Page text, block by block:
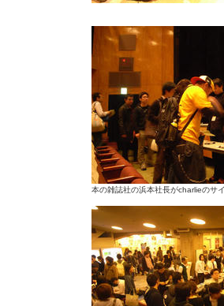
本の雑誌社の浜本社長がcharlieのサ